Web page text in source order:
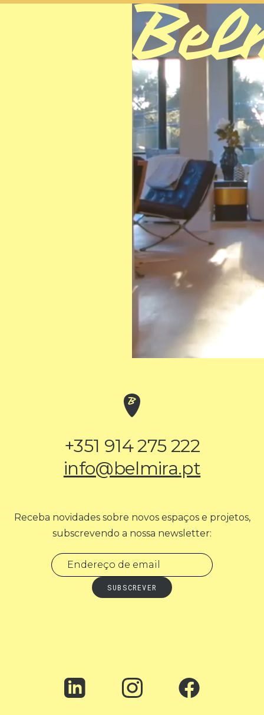
+351 914 275 222
info@belmira.pt
Receba novidades sobre novos espaços e projetos,
subscrevendo a nossa newsletter: